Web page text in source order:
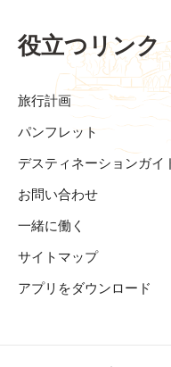
役立つリンク
旅行計画
パンフレット
デスティネーションガイ
お問い合わせ
一緒に働く
サイトマップ
アプリをダウンロード